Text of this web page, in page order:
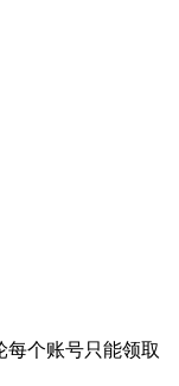
每个账号只能领取